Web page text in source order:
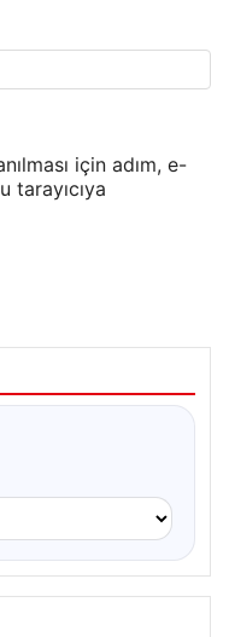
için adım, e-
tarayıcıya